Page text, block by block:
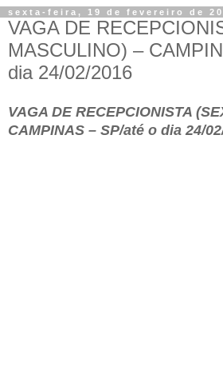
sexta-feira, 19 de fevereiro de
VAGA DE
MASCULINO) –
dia 24/02/2016
VAGA DE RECEPCIONISTA
CAMPINAS – SP/até o dia 24/